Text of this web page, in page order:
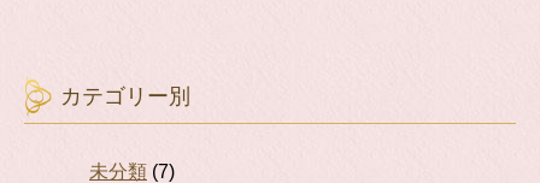
カテゴリー別
未分類 (7)